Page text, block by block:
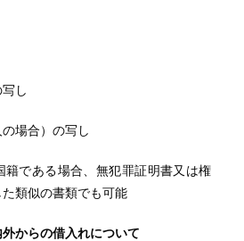
し
場合）の写し
である場合、無犯罪証明書又は権
類似の書類でも可能
からの借入れについて